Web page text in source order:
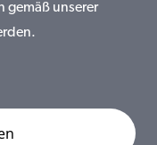
gemäß unserer